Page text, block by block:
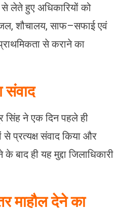
लेते हुए अधिकारियों को
शौचालय, साफ–सफाई एवं
से कराने का
संवाद
सिंह ने एक दिन पहले ही
प्रत्यक्ष संवाद किया और
ही यह मुद्दा जिलाधिकारी
माहौल देने का